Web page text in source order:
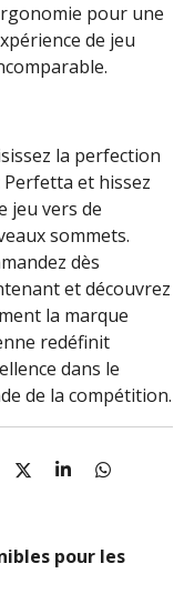
pour une
de jeu
la perfection
Perfetta et hissez
jeu vers de
sommets.
dès
et découvrez
la marque
redéfinit
dans le
de la compétition.
P
A
G
P
G
P
A
G
pour les